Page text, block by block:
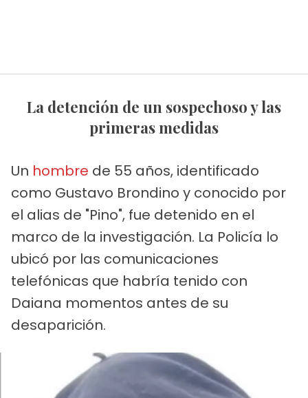
La detención de un sospechoso y las
primeras medidas
Un hombre de 55 años, identificado
como Gustavo Brondino y conocido por
el alias de "Pino", fue detenido en el
marco de la investigación. La Policía lo
ubicó por las comunicaciones
telefónicas que habría tenido con
Daiana momentos antes de su
desaparición.